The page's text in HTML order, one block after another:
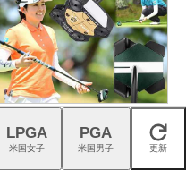
『TRTL』で6人抜き！
閉じる
LPGA
米国女子
PGA
米国男子 更新